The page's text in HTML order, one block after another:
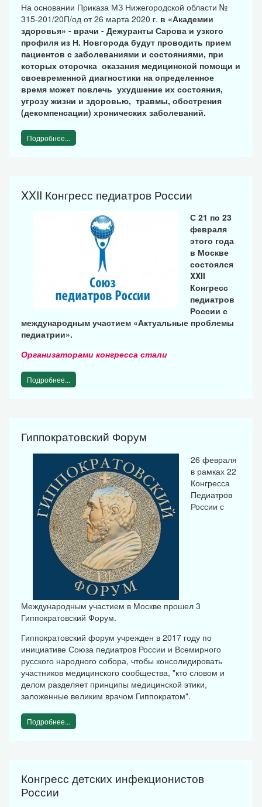
На основании Приказа МЗ Нижегородской области №
315-201/20П/од от 26 марта 2020 г. в «Академии
здоровья» - врачи - Дежуранты Сарова и узкого
профиля из Н. Новгорода будут проводить прием
пациентов с заболеваниями и состояниями, при
которых отсрочка оказания медицинской помощи и
своевременной диагностики на определенное
время может повлечь ухудшение их состояния,
угрозу жизни и здоровью, травмы, обострения
(декомпенсации) хронических заболеваний.
Подробнее...
XXII Конгресс педиатров России
С 21 по 23
февраля
этого года
в Москве
состоялся
XXII
Конгресс
педиатров
России с
международным участием «Актуальные проблемы
педиатрии».
Организаторами конгресса стали
Подробнее...
Гиппократовский Форум
26 февраля
в рамках 22
Конгресса
Педиатров
России с
Международным участием в Москве прошел 3
Гиппократовский Форум.
Гиппократовский форум учрежден в 2017 году по
инициативе Союза педиатров России и Всемирного
русского народного собора, чтобы консолидировать
участников медицинского сообщества, "кто словом и
делом разделяет принципы медицинской этики,
заложенные великим врачом Гиппократом".
Подробнее...
Конгресс детских инфекционистов
России